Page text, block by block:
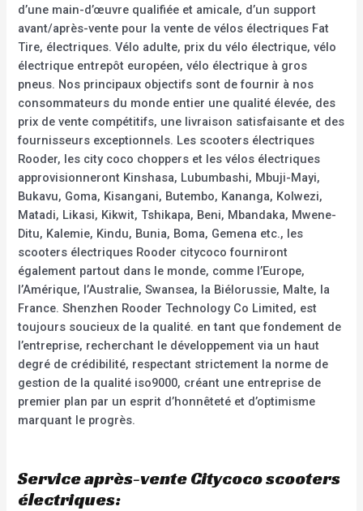
d’une main-d’œuvre qualifiée et amicale, d’un support
avant/après-vente pour la vente de vélos électriques Fat
Tire, électriques. Vélo adulte, prix du vélo électrique, vélo
électrique entrepôt européen, vélo électrique à gros
pneus. Nos principaux objectifs sont de fournir à nos
consommateurs du monde entier une qualité élevée, des
prix de vente compétitifs, une livraison satisfaisante et des
fournisseurs exceptionnels. Les scooters électriques
Rooder, les city coco choppers et les vélos électriques
approvisionneront Kinshasa, Lubumbashi, Mbuji-Mayi,
Bukavu, Goma, Kisangani, Butembo, Kananga, Kolwezi,
Matadi, Likasi, Kikwit, Tshikapa, Beni, Mbandaka, Mwene-
Ditu, Kalemie, Kindu, Bunia, Boma, Gemena etc., les
scooters électriques Rooder citycoco fourniront
également partout dans le monde, comme l’Europe,
l’Amérique, l’Australie, Swansea, la Biélorussie, Malte, la
France. Shenzhen Rooder Technology Co Limited, est
toujours soucieux de la qualité. en tant que fondement de
l’entreprise, recherchant le développement via un haut
degré de crédibilité, respectant strictement la norme de
gestion de la qualité iso9000, créant une entreprise de
premier plan par un esprit d’honnêteté et d’optimisme
marquant le progrès.
Service après-vente Citycoco scooters
électriques: